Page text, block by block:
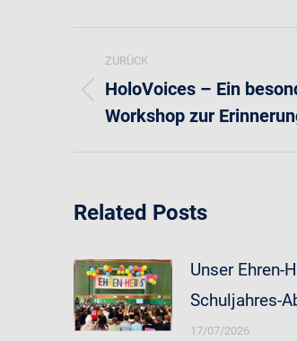
ZURÜCK
Vorheriger
HoloVoices – Ein
Workshop zur
Related Posts
Unser Ehren-
Schuljahres-
17/07/2026